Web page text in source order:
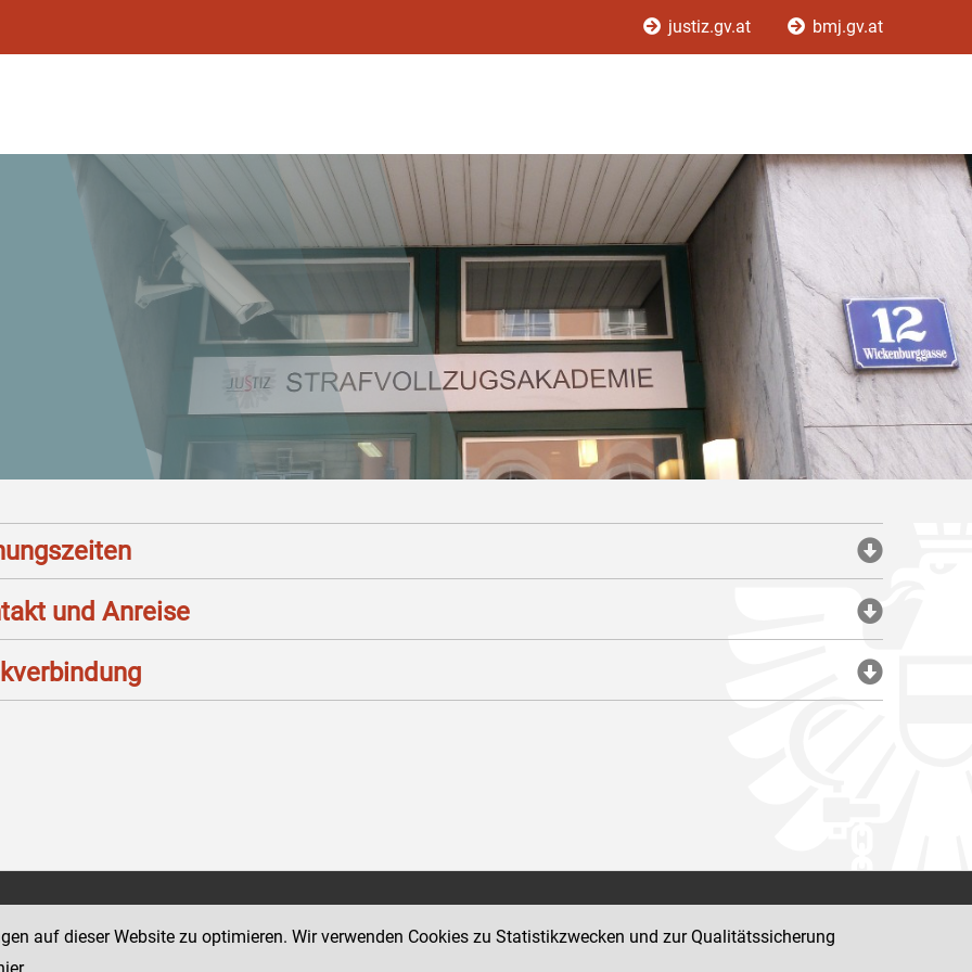
justiz.gv.at bmj.gv.at
und Anreise
12
der Justiz und des BMJ
Impressum
auf dieser Website zu optimieren. Wir verwenden Cookies zu Statistikzwecken und zur Qualitätssicherung